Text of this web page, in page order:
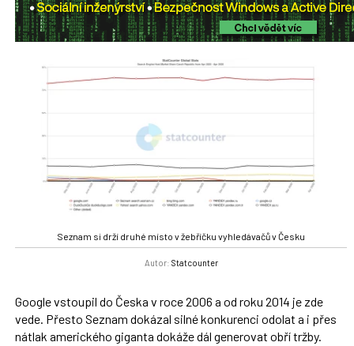
Seznam si drží druhé místo v žebříčku vyhledávačů v Česku
Autor: Statcounter
Google vstoupil do Česka v roce 2006 a od roku 2014 je zde
vede. Přesto Seznam dokázal silné konkurenci odolat a i přes
nátlak amerického giganta dokáže dál generovat obří tržby.